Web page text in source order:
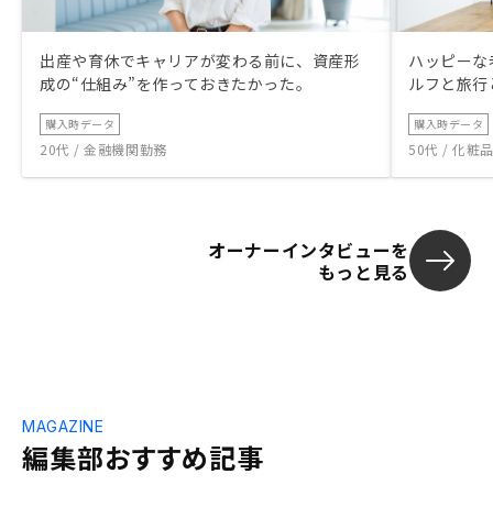
出産や育休でキャリアが変わる前に、資産形
成の“仕組み”を作っておきたかった。
購入時データ
20代 / 金融機関勤務
ハッピー
ルフと旅
購入時データ
50代 / 化粧
オーナーインタビューを
もっと見る
編集部おすすめ記事
MAGAZINE